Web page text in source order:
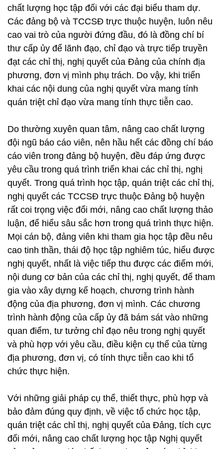
chất lượng học tập đối với các đại biểu tham dự.
Các đảng bộ và TCCSĐ trực thuộc huyện, luôn nêu
cao vai trò của người đứng đầu, đó là đồng chí bí
thư cấp ủy để lãnh đạo, chỉ đạo và trực tiếp truyền
đạt các chỉ thị, nghị quyết của Đảng của chính địa
phương, đơn vị mình phụ trách. Do vậy, khi triển
khai các nội dung của nghị quyết vừa mang tính
quán triệt chỉ đạo vừa mang tính thực tiễn cao.
Do thường xuyên quan tâm, nâng cao chất lượng
đội ngũ báo cáo viên, nên hầu hết các đồng chí báo
cáo viên trong đảng bộ huyện, đều đáp ứng được
yêu cầu trong quá trình triển khai các chỉ thị, nghị
quyết. Trong quá trình học tập, quán triệt các chỉ thị,
nghị quyết các TCCSĐ trực thuộc Đảng bộ huyện
rất coi trọng việc đổi mới, nâng cao chất lượng thảo
luận, để hiểu sâu sắc hơn trong quá trình thực hiện.
Mọi cán bộ, đảng viên khi tham gia học tập đều nêu
cao tinh thần, thái độ học tập nghiêm túc, hiểu được
nghị quyết, nhất là việc tiếp thu được các điểm mới,
nội dung cơ bản của các chỉ thị, nghị quyết, để tham
gia vào xây dựng kế hoạch, chương trình hành
động của địa phương, đơn vị mình. Các chương
trình hành động của cấp ủy đã bám sát vào những
quan điểm, tư tưởng chỉ đạo nêu trong nghị quyết
và phù hợp với yêu cầu, điều kiện cụ thể của từng
địa phương, đơn vị, có tính thực tiễn cao khi tổ
chức thực hiện.
Với những giải pháp cụ thể, thiết thực, phù hợp và
bảo đảm đúng quy định, về việc tổ chức học tập,
quán triệt các chỉ thị, nghị quyết của Đảng, tích cực
đổi mới, nâng cao chất lượng học tập Nghị quyết